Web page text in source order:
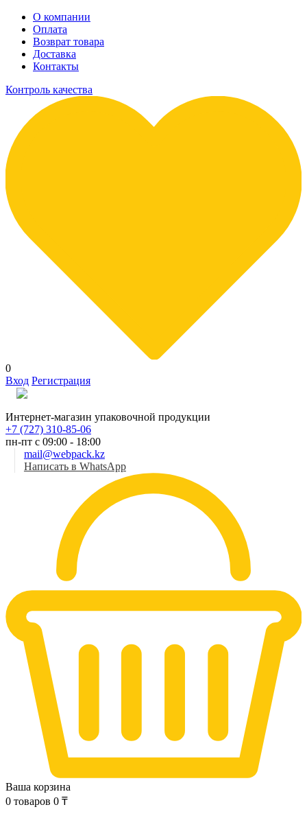
О компании
Оплата
Возврат товара
Доставка
Контакты
Контроль качества
0
Вход Регистрация
Интернет-магазин упаковочной продукции
+7 (727) 310-85-06
пн-пт с 09:00 - 18:00
mail@webpack.kz
Написать в WhatsApp
Ваша корзина
0 товаров 0 ₸